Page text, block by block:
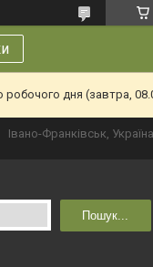
робочого дня (завтра,
Івано-Франківськ, Україна
Пошук...